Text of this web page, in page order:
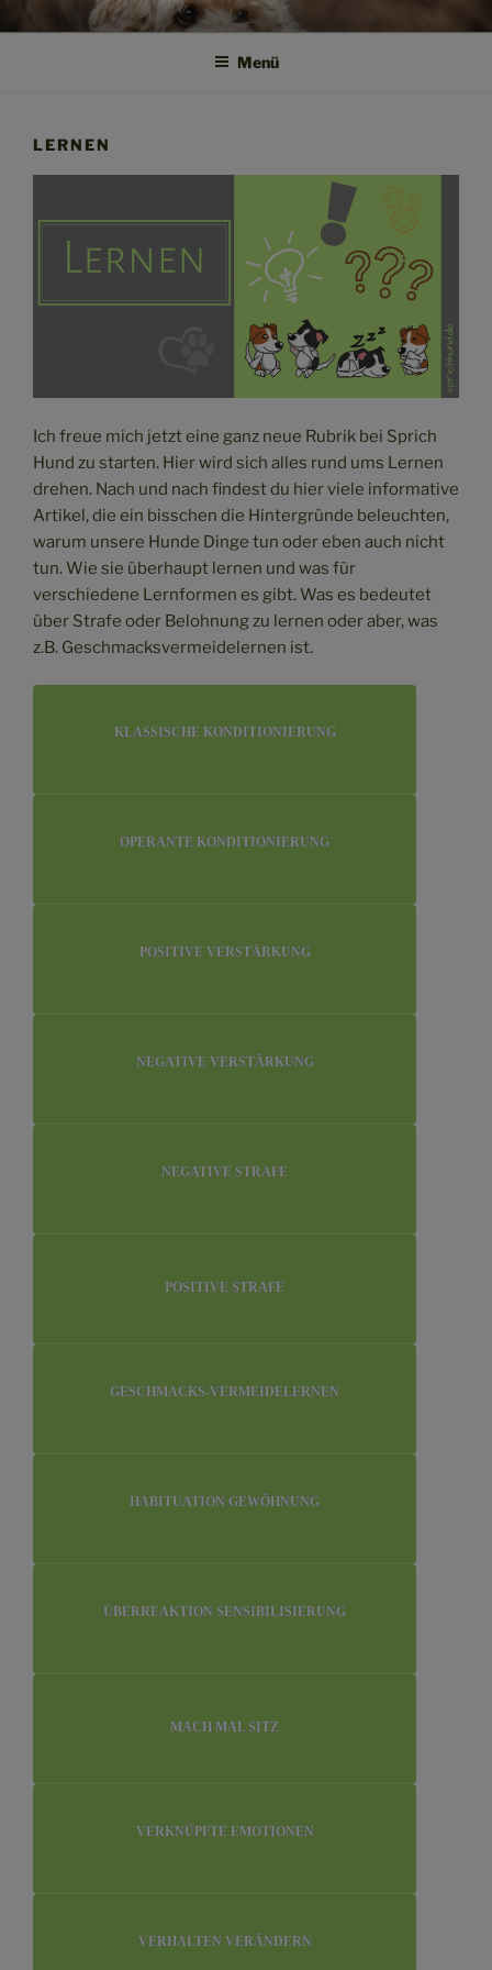
InhaltSPRICH HUND!
Weil Verstehen der Anfang von Vertrauen ist
Menü
LERNEN
Ich freue mich jetzt eine ganz neue Rubrik bei Sprich
Hund zu starten. Hier wird sich alles rund ums Lernen
drehen. Nach und nach findest du hier viele informative
Artikel, die ein bisschen die Hintergründe beleuchten,
warum unsere Hunde Dinge tun oder eben auch nicht
tun. Wie sie überhaupt lernen und was für
verschiedene Lernformen es gibt. Was es bedeutet
über Strafe oder Belohnung zu lernen oder aber, was
z.B. Geschmacksvermeidelernen ist.
KLASSISCHE KONDITIONIERUNG
OPERANTE KONDITIONIERUNG
POSITIVE VERSTÄRKUNG
NEGATIVE VERSTÄRKUNG
NEGATIVE STRAFE
POSITIVE STRAFE
GESCHMACKS-VERMEIDELERNEN
HABITUATION GEWÖHNUNG
ÜBERREAKTION SENSIBILISIERUNG
MACH MAL SITZ
VERKNÜPFTE EMOTIONEN
VERHALTEN VERÄNDERN